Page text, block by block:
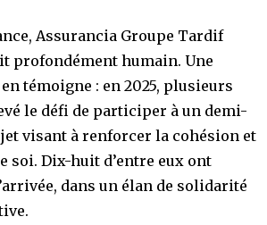
Assurancia Groupe Tardif
profondément humain. Une
témoigne : en 2025, plusieurs
le défi de participer à un demi-
visant à renforcer la cohésion et
soi. Dix-huit d’entre eux ont
dans un élan de solidarité